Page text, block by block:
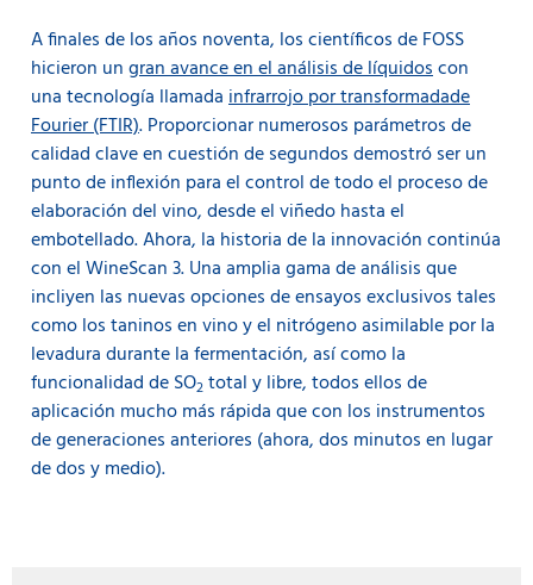
A finales de los años noventa, los científicos de FOSS
hicieron ungran avance en el análisis de líquidoscon
una tecnología llamadainfrarrojo por transformadade
Fourier (FTIR).Proporcionar numerosos parámetros de
calidad clave en cuestión de segundos demostró ser un
punto de inflexión para el control de todo el proceso de
elaboración del vino, desde el viñedo hasta el
embotellado. Ahora, la historia de la innovación continúa
con el WineScan 3. Una amplia gama de análisis que
incliyen las nuevas opciones de ensayos exclusivos tales
como los taninos en vino y el nitrógeno asimilable por la
levadura durante la fermentación, así como la
funcionalidad de SO2 total y libre, todos ellos de
aplicación mucho más rápida que con los instrumentos
de generaciones anteriores (ahora, dos minutos en lugar
de dos y medio).